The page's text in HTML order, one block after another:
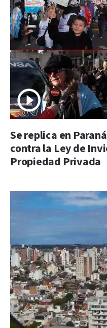
Se replica en
contra la Ley de
Propiedad Privada